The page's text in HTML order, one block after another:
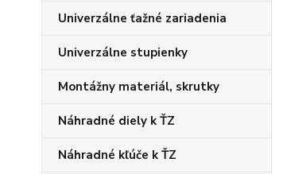
Univerzálne ťažné zariadenia
Univerzálne stupienky
Montážny materiál, skrutky
Náhradné diely k ŤZ
Náhradné kľúče k ŤZ